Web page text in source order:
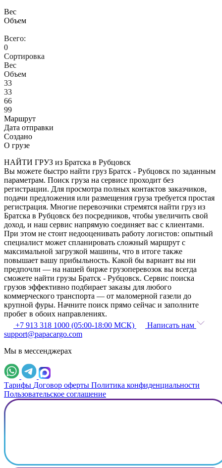
Вес
Объем
Всего:
0
Сортировка
Вес
Объем
33
33
66
99
Маршрут
Дата отправки
Создано
О грузе
НАЙТИ ГРУЗ из Братска в Рубцовск
Вы можете быстро найти груз Братск - Рубцовск по заданным
параметрам. Поиск груза на сервисе проходит без
регистрации. Для просмотра полных контактов заказчиков,
подачи предложения или размещения груза требуется простая
регистрация. Многие перевозчики стремятся найти груз из
Братска в Рубцовск без посредников, чтобы увеличить свой
доход, и наш сервис напрямую соединяет вас с клиентами.
При этом не стоит недооценивать работу логистов: опытный
специалист может спланировать сложный маршрут с
максимальной загрузкой машины, что в итоге также
повышает вашу прибыльность. Какой бы вариант вы ни
предпочли — на нашей бирже грузоперевозок вы всегда
сможете найти грузы Братск - Рубцовск. Сервис поиска
грузов эффективно подбирает заказы для любого
коммерческого транспорта — от маломерной газели до
крупной фуры. Начните поиск прямо сейчас и заполните
пробег в обоих направлениях.
+7 913 318 1000 (05:00-18:00 МСК)
Написать нам
support@papacargo.com
Мы в мессенджерах
Тарифы Договор оферты Политика конфиденциальности
Пользовательское соглашение